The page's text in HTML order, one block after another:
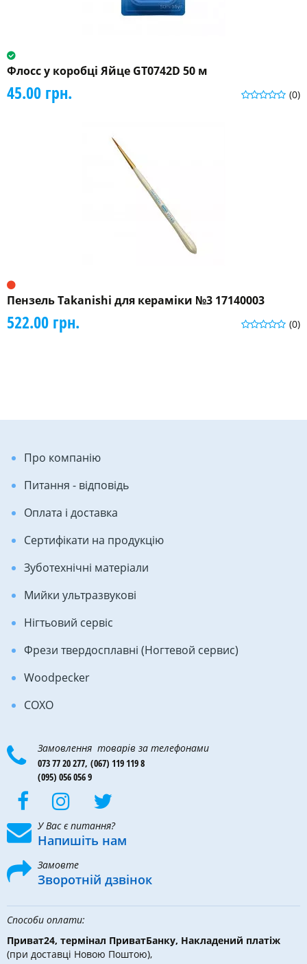
Флосс у коробці Яйце GT0742D 50 м
(0)
45.00 грн.
Пензель Takanishi для кераміки №3 17140003
(0)
522.00 грн.
Про компанію
Питання - відповідь
Оплата і доставка
Сертифікати на продукцію
Зуботехнічні матеріали
Мийки ультразвукові
Нігтьовий сервіс
Фрези твердосплавні (Ногтевой сервис)
Woodpecker
COXO
Замовлення товарів за телефонами
073 77 20 277, (067) 119 119 8
(095) 056 056 9
У Вас є питання?
Напишіть нам
Замовте
Зворотній дзвінок
Способи оплати:
Приват24, термінал ПриватБанку, Накладений платіж
(при доставці Новою Поштою),